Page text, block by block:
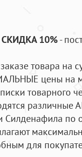
СКИДКА 10%-
товара на
цены на
товарного
Силденафила по
для